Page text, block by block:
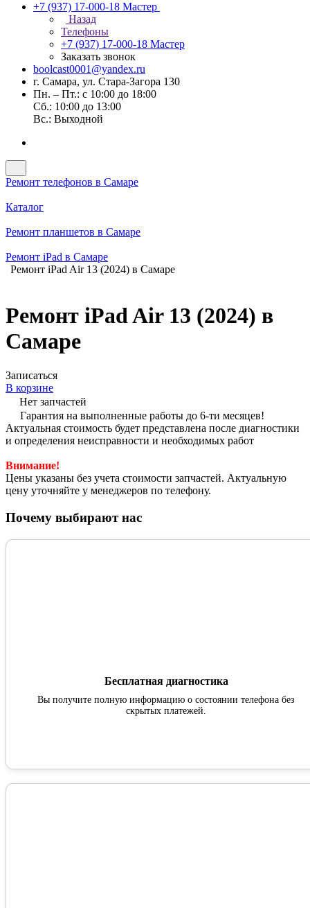
+7 (937) 17-000-18 Мастер
Назад
Телефоны
+7 (937) 17-000-18 Мастер
Заказать звонок
boolcast0001@yandex.ru
г. Самара, ул. Стара-Загора 130
Пн. – Пт.: с 10:00 до 18:00
Сб.: 10:00 до 13:00
Вс.: Выходной
Ремонт телефонов в Самаре
Каталог
Ремонт планшетов в Самаре
Ремонт iPad в Самаре
Ремонт iPad Air 13 (2024) в Самаре
Ремонт iPad Air 13 (2024) в
Самаре
Записаться
В корзине
Нет запчастей
Гарантия на выполненные работы до 6-ти месяцев!
Актуальная стоимость будет представлена после диагностики
и определения неисправности и необходимых работ
Внимание!
Цены указаны без учета стоимости запчастей. Актуальную
цену уточняйте у менеджеров по телефону.
Почему выбирают нас
Бесплатная диагностика
Вы получите полную информацию о состоянии телефона без
скрытых платежей.